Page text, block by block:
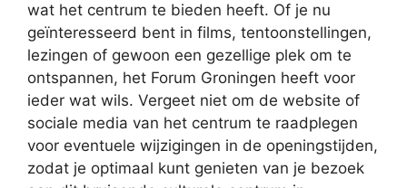
wat het centrum te bieden heeft. Of je nu
geïnteresseerd bent in films, tentoonstellingen,
lezingen of gewoon een gezellige plek om te
ontspannen, het Forum Groningen heeft voor
ieder wat wils. Vergeet niet om de website of
sociale media van het centrum te raadplegen
voor eventuele wijzigingen in de openingstijden,
zodat je optimaal kunt genieten van je bezoek